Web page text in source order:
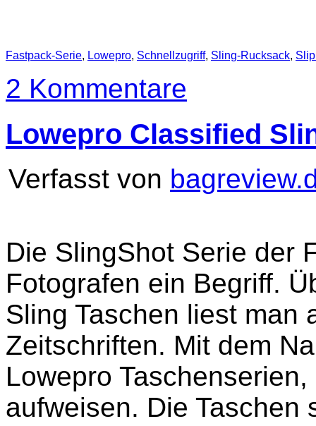
Fastpack-Serie, Lowepro, Schnellzugriff, Sling-Rucksack,
2 Kommentare
Lowepro Classified
Verfasst von
Die SlingShot Serie der
Fotografen ein Begriff.
Sling Taschen liest man
Zeitschriften. Mit dem
Lowepro
aufweisen. Die Taschen